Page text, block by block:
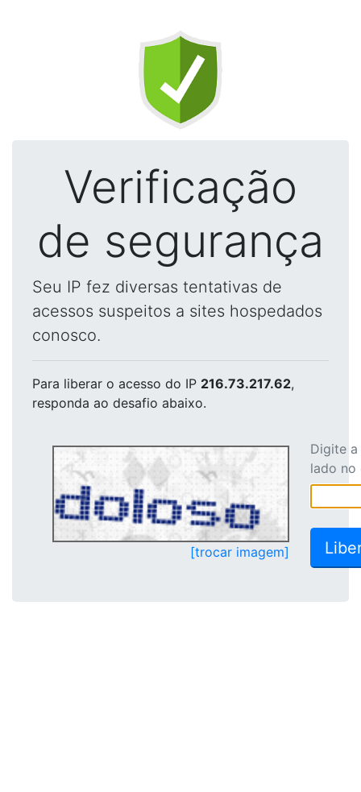
Verificação
de segurança
Seu IP fez diversas tentativas de
acessos suspeitos a sites hospedados
conosco.
Para liberar o acesso do IP 216.73.217.62,
responda ao desafio abaixo.
[trocar imagem]
Digite
lado no